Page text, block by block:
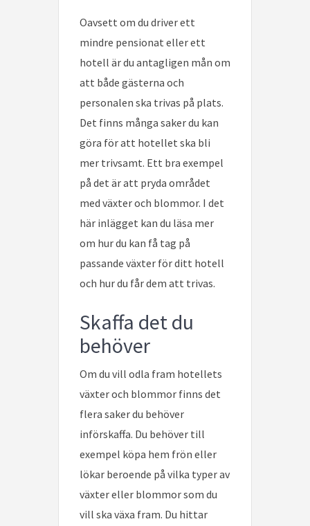
Oavsett om du driver ett
mindre pensionat eller ett
hotell är du antagligen mån om
att både gästerna och
personalen ska trivas på plats.
Det finns många saker du kan
göra för att hotellet ska bli
mer trivsamt. Ett bra exempel
på det är att pryda området
med växter och blommor. I det
här inlägget kan du läsa mer
om hur du kan få tag på
passande växter för ditt hotell
och hur du får dem att trivas.
Skaffa det du
behöver
Om du vill odla fram hotellets
växter och blommor finns det
flera saker du behöver
införskaffa. Du behöver till
exempel köpa hem frön eller
lökar beroende på vilka typer av
växter eller blommor som du
vill ska växa fram. Du hittar